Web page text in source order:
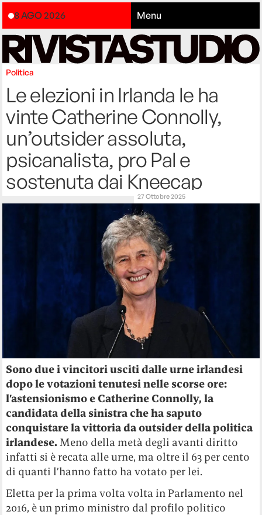
8 AGO 2026 Menu
Politica
Le elezioni in Irlanda le ha
vinte Catherine Connolly,
un’outsider assoluta,
psicanalista, pro Pal e
sostenuta dai Kneecap
27 Ottobre 2025
Sono due i vincitori usciti dalle urne irlandesi
dopo le votazioni tenutesi nelle scorse ore:
l’astensionismo e Catherine Connolly, la
candidata della sinistra che ha saputo
conquistare la vittoria da outsider della politica
irlandese.Meno della metà degli avanti diritto
infatti si è recata alle urne, ma oltre il 63 per cento
di quanti l’hanno fatto ha votato per lei.
Eletta per la prima volta volta in Parlamento nel
2016, è un primo ministro dal profilo politico